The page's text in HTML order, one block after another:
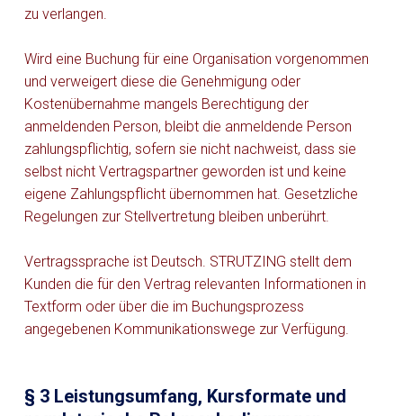
zu verlangen.
Wird eine Buchung für eine Organisation vorgenommen
und verweigert diese die Genehmigung oder
Kostenübernahme mangels Berechtigung der
anmeldenden Person, bleibt die anmeldende Person
zahlungspflichtig, sofern sie nicht nachweist, dass sie
selbst nicht Vertragspartner geworden ist und keine
eigene Zahlungspflicht übernommen hat. Gesetzliche
Regelungen zur Stellvertretung bleiben unberührt.
Vertragssprache ist Deutsch. STRUTZING stellt dem
Kunden die für den Vertrag relevanten Informationen in
Textform oder über die im Buchungsprozess
angegebenen Kommunikationswege zur Verfügung.
§ 3 Leistungsumfang, Kursformate und